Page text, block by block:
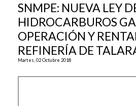
SNMPE: NUEVA LEY
HIDROCARBUROS
OPERACIÓN Y
REFINERÍA DE
Martes, 02 Octubre 2018